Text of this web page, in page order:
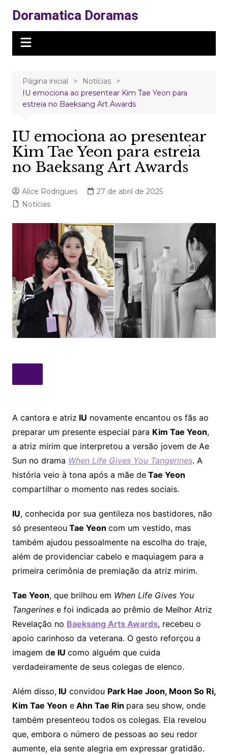
para
conteúdo
Doramatica Doramas
Página inicial
Notícias
IU emociona ao presentear Kim Tae Yeon para
estreia no Baeksang Art Awards
IU emociona ao presentear
Kim Tae Yeon para estreia
no Baeksang Art Awards
Alice Rodrigues
27 de abril de 2025
Notícias
A cantora e atriz IU novamente encantou os fãs ao
preparar um presente especial para Kim Tae Yeon,
a atriz mirim que interpretou a versão jovem de Ae
Sun no drama When Life Gives You Tangerines. A
história veio à tona após a mãe deTae Yeon
compartilhar o momento nas redes sociais.
IU, conhecida por sua gentileza nos bastidores, não
só presenteou Tae Yeon com um vestido, mas
também ajudou pessoalmente na escolha do traje,
além de providenciar cabelo e maquiagem para a
primeira cerimônia de premiação da atriz mirim.
Tae Yeon, que brilhou em When Life Gives You
Tangerinese foi indicada ao prêmio de Melhor Atriz
Revelação no Baeksang Arts Awards, recebeu o
apoio carinhoso da veterana. O gesto reforçou a
imagem de IU como alguém que cuida
verdadeiramente de seus colegas de elenco.
Além disso,IU convidou Park Hae Joon, Moon So Ri,
Kim Tae Yeon eAhn Tae Rin para seu show, onde
também presenteou todos os colegas. Ela revelou
que, embora o número de pessoas ao seu redor
aumente, ela sente alegria em expressar gratidão.